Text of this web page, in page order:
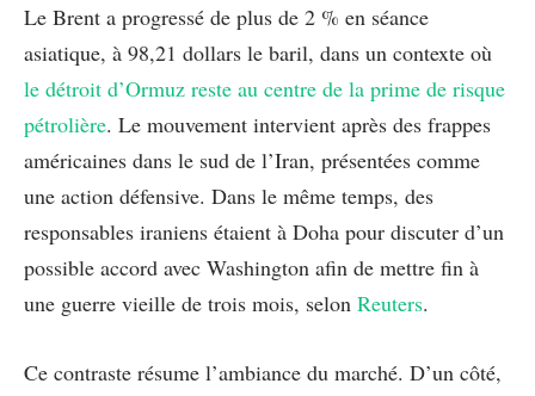
Le Brent a progressé de plus de 2 % en séance
asiatique, à 98,21 dollars le baril, dans un contexte où
le détroit d’Ormuz reste au centre de la prime de risque
pétrolière. Le mouvement intervient après des frappes
américaines dans le sud de l’Iran, présentées comme
une action défensive. Dans le même temps, des
responsables iraniens étaient à Doha pour discuter d’un
possible accord avec Washington afin de mettre fin à
une guerre vieille de trois mois, selon Reuters.
Ce contraste résume l’ambiance du marché. D’un côté,